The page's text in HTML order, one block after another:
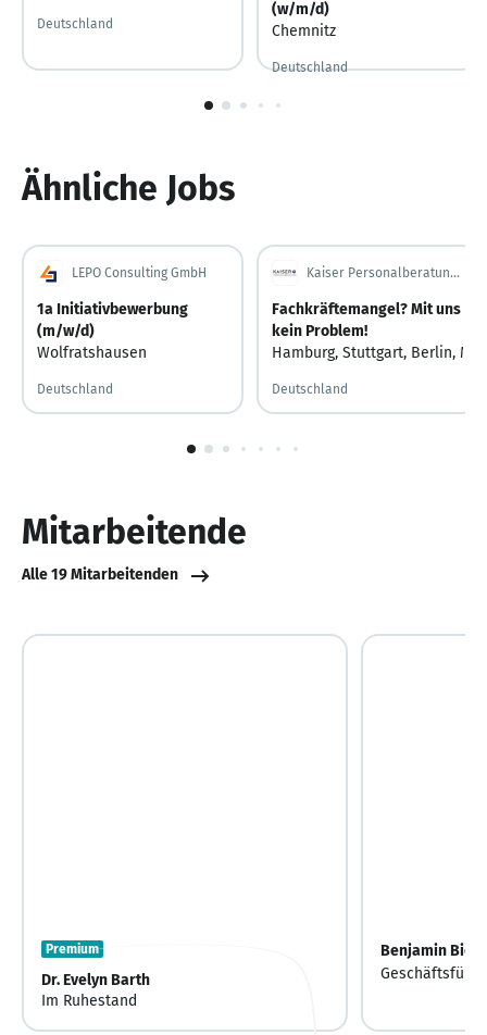
Deutschland
(w/m/d)
Chemnitz
Deutschland
1
Ähnliche Jobs
LEPO Consulting GmbH
1a Initiativbewerbung
(m/w/d)
Wolfratshausen
Deutschland
Kaiser Personalberatung GmbH
Fachkräftemangel? Mit uns
kein Problem!
Hamburg, Stuttgart, Berlin,
Deutschland
1
Mitarbeitende
Alle 19 Mitarbeitenden
Premium
Dr. Evelyn Barth
Im Ruhestand
Benjamin